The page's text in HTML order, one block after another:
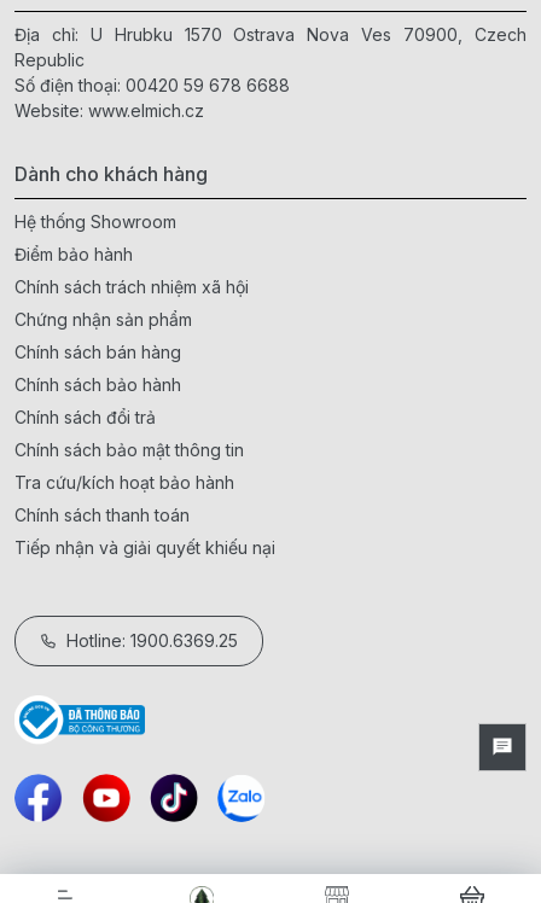
Địa chỉ: U Hrubku 1570 Ostrava Nova Ves 70900, Czech
Republic
Số điện thoại: 00420 59 678 6688
Website: www.elmich.cz
Dành cho khách hàng
Hệ thống Showroom
Điểm bảo hành
Chính sách trách nhiệm xã hội
Chứng nhận sản phẩm
Chính sách bán hàng
Chính sách bảo hành
Chính sách đổi trả
Chính sách bảo mật thông tin
Tra cứu/kích hoạt bảo hành
Chính sách thanh toán
Tiếp nhận và giải quyết khiếu nại
Hotline: 1900.6369.25